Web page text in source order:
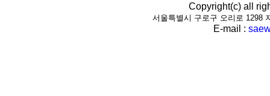
Copyright(c) all
서울특별시 구로구 오리로 1298
E-mail :